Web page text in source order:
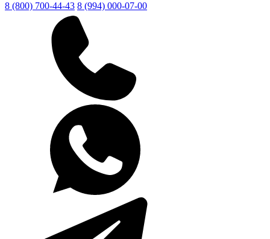
8 (800) 700-44-43 8 (994) 000-07-00